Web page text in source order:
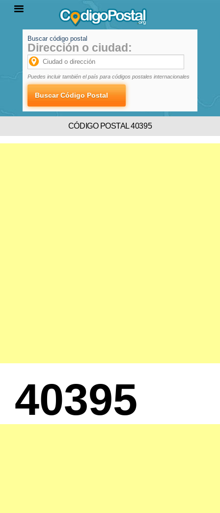
PROVINCIAS
LOCALIDADES
Buscar código postal
Dirección o ciudad:
Puedes incluir también el país para códigos postales internacionales
CÓDIGO POSTAL 40395
40395